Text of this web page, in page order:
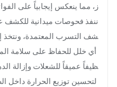
ز، مما ينعكس إيجابياً على
ننفذ فحوصات ميدانية للكشف
شف التسرب المعتمدة، ونتخذ
أي خلل للحفاظ على سلامة
ظيفاً عميقاً للشعلات وإزالة
لتحسين توزيع الحرارة داخل